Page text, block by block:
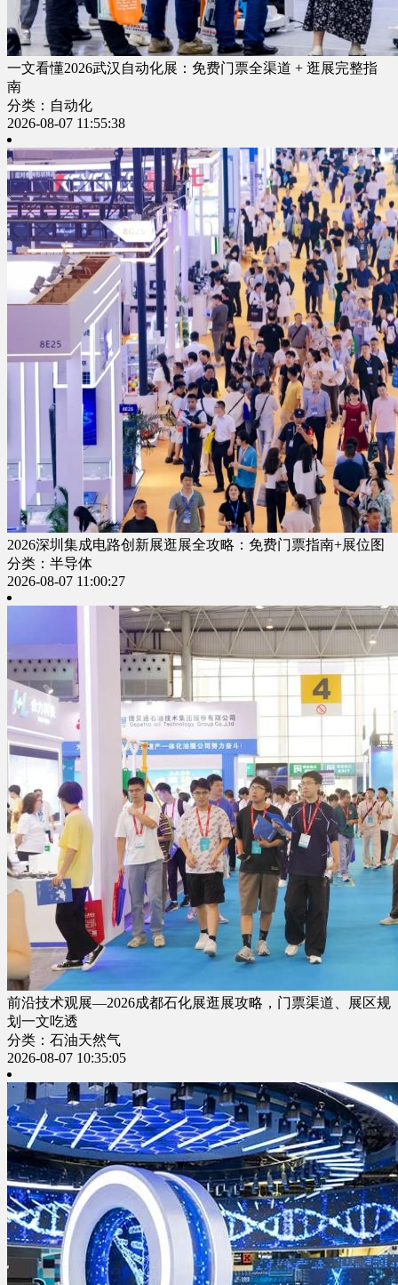
一文看懂2026武汉自动化展：免费门票全渠道 + 逛展完整指
南
分类：自动化
2026-08-07 11:55:38
2026深圳集成电路创新展逛展全攻略：免费门票指南+展位图
分类：半导体
2026-08-07 11:00:27
前沿技术观展—2026成都石化展逛展攻略，门票渠道、展区规
划一文吃透
分类：石油天然气
2026-08-07 10:35:05